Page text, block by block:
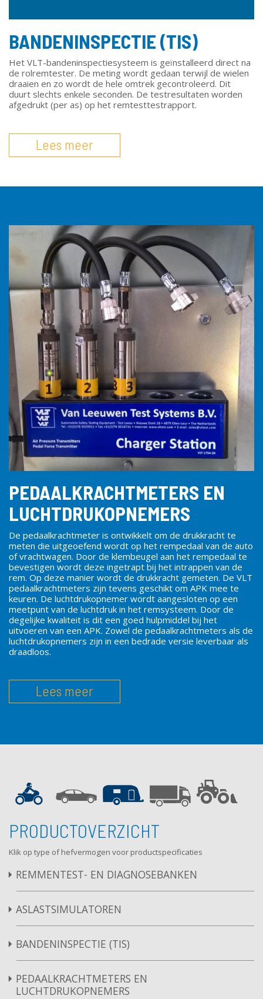
BANDENINSPECTIE (TIS)
Het VLT-bandeninspectiesysteem is geïnstalleerd direct na
de rolremtester. De meting wordt gedaan terwijl de wielen
draaien en zo wordt de hele omtrek gecontroleerd. Dit
duurt slechts enkele seconden. De testresultaten worden
afgedrukt (per as) op het remtesttestrapport.
Lees meer
PEDAALKRACHTMETERS EN
LUCHTDRUKOPNEMERS
De pedaalkrachtmeter is ontwikkelt om de drukkracht te
meten die uitgeoefend wordt op het rempedaal van de auto
of vrachtwagen. Door de klembeugel aan het rempedaal te
bevestigen wordt deze ingetrapt bij het intrappen van de
rem. Op deze manier wordt de drukkracht gemeten. De VLT
pedaalkrachtmeters zijn tevens geschikt om APK mee te
keuren. De luchtdrukopnemer wordt aangesloten op een
meetpunt van de luchtdruk in het remsysteem. Door de
degelijke kwaliteit is dit een goed hulpmiddel bij het
uitvoeren van een APK. Zowel de pedaalkrachtmeters als de
luchtdrukopnemers zijn in een bedrade versie leverbaar als
draadloos.
Lees meer
PRODUCTOVERZICHT
Klik op type of hefvermogen voor productspecificaties
REMMENTEST- EN DIAGNOSEBANKEN
ASLASTSIMULATOREN
BANDENINSPECTIE (TIS)
PEDAALKRACHTMETERS EN
LUCHTDRUKOPNEMERS